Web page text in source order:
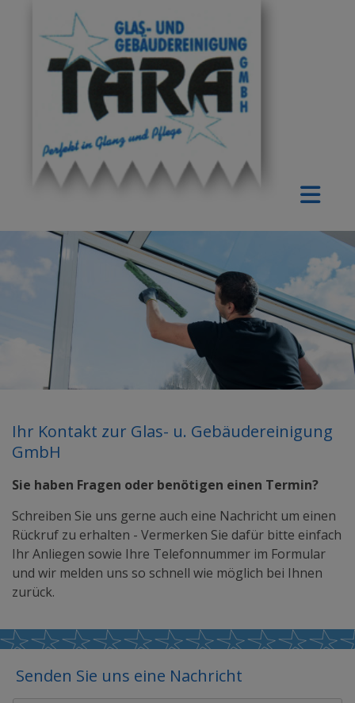
Ihr Kontakt zur Glas- u. Gebäudereinigung
GmbH
Sie haben Fragen oder benötigen einen Termin?
Schreiben Sie uns gerne auch eine Nachricht um einen
Rückruf zu erhalten - Vermerken Sie dafür bitte einfach
Ihr Anliegen sowie Ihre Telefonnummer im Formular
und wir melden uns so schnell wie möglich bei Ihnen
zurück.
Senden Sie uns eine Nachricht